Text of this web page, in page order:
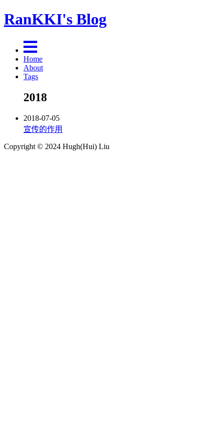
RanKKI's Blog
Home
About
Tags
2018
2018-07-05
宣传的作用
Copyright © 2024 Hugh(Hui) Liu